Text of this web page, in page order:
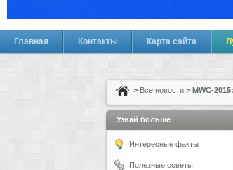
Главная Контакты Карта сайта
> Все новости > MWC-
Узнай больше
Интересные факты
Полезные советы